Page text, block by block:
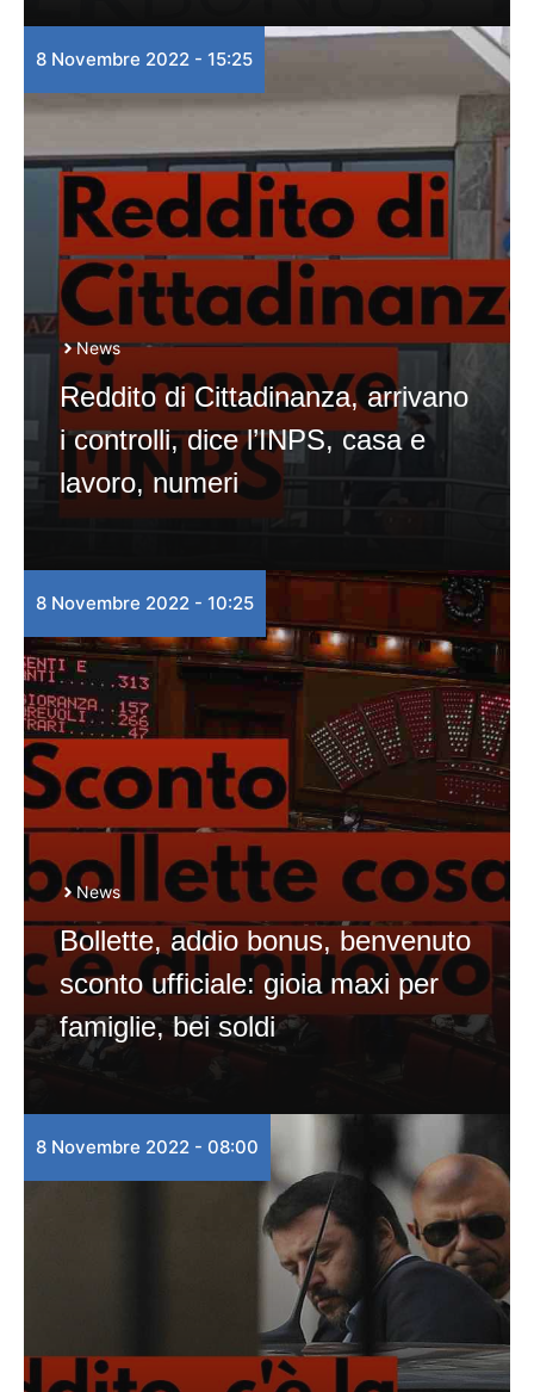
8 Novembre 2022 - 15:25
News
Reddito di Cittadinanza, arrivano
i controlli, dice l’INPS, casa e
lavoro, numeri
8 Novembre 2022 - 10:25
News
Bollette, addio bonus, benvenuto
sconto ufficiale: gioia maxi per
famiglie, bei soldi
8 Novembre 2022 - 08:00